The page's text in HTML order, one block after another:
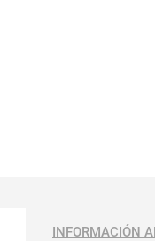
INFORMACIÓN